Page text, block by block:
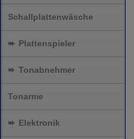
Schallplattenwäsche
➨ Plattenspieler
➨ Tonabnehmer
Tonarme
➨ Elektronik